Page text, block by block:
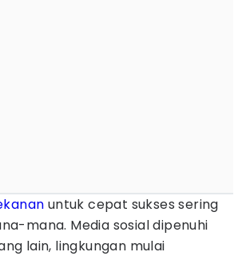
untuk cepat sukses sering
mana. Media sosial dipenuhi
lain, lingkungan mulai